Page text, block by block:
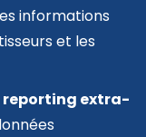
informations
et les
reporting extra-